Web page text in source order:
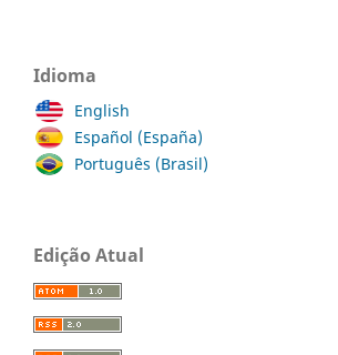
Idioma
English
Español (España)
Português (Brasil)
Edição Atual